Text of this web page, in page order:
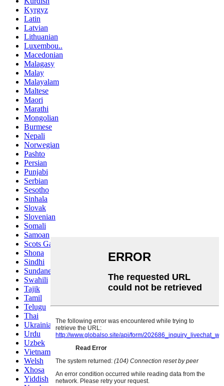
Kyrgyz
Latin
Latvian
Lithuanian
Luxembou..
Macedonian
Malagasy
Malay
Malayalam
Maltese
Maori
Marathi
Mongolian
Burmese
Nepali
Norwegian
Pashto
Persian
Punjabi
Serbian
Sesotho
Sinhala
Slovak
Slovenian
Somali
Samoan
Scots Gaelic
Shona
Sindhi
Sundanese
Swahili
Tajik
Tamil
Telugu
Thai
Ukrainian
Urdu
Uzbek
Vietnamese
Welsh
Xhosa
Yiddish